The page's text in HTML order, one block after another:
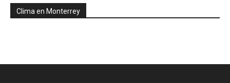
Clima en Monterrey